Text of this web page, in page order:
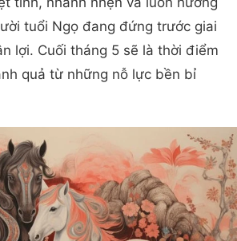
tuổi Ngọ đang đứng trước giai
lợi. Cuối tháng 5 sẽ là thời điểm
quả từ những nỗ lực bền bỉ